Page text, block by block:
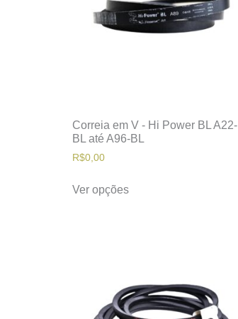
Correia em V - Hi Power BL A22-
BL até A96-BL
R$0,00
Ver opções